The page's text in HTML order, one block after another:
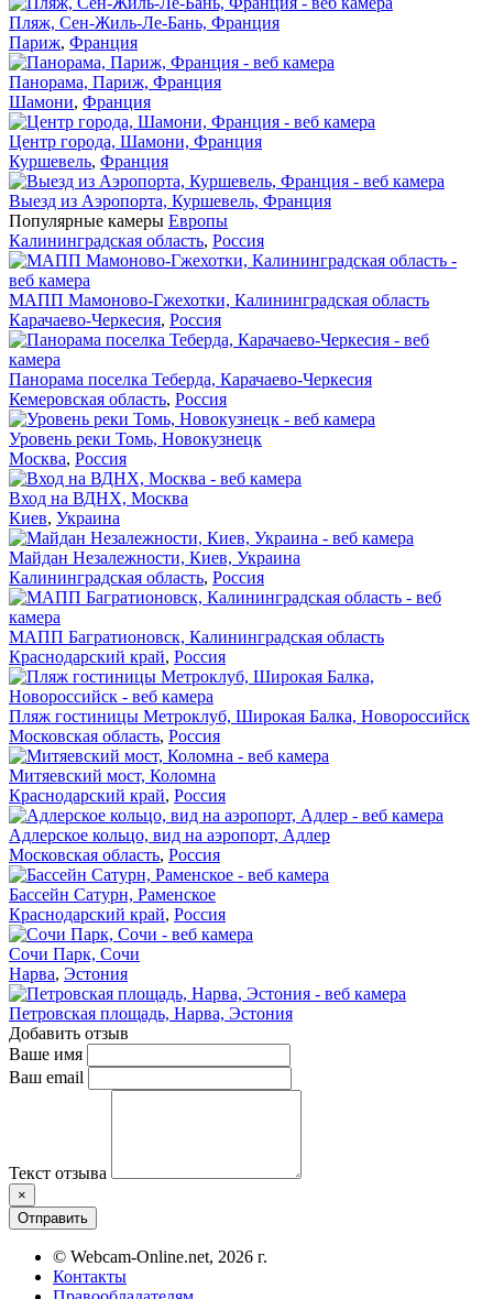
Пляж, Сен-Жиль-Ле-Бань, Франция
Париж, Франция
Панорама, Париж, Франция
Шамони, Франция
Центр города, Шамони, Франция
Куршевель, Франция
Выезд из Аэропорта, Куршевель, Франция
Популярные камеры Европы
Калининградская область, Россия
МАПП Мамоново-Гжехотки, Калининградская область
Карачаево-Черкесия, Россия
Панорама поселка Теберда, Карачаево-Черкесия
Кемеровская область, Россия
Уровень реки Томь, Новокузнецк
Москва, Россия
Вход на ВДНХ, Москва
Киев, Украина
Майдан Незалежности, Киев, Украина
Калининградская область, Россия
МАПП Багратионовск, Калининградская область
Краснодарский край, Россия
Пляж гостиницы Метроклуб, Широкая Балка, Новороссийск
Московская область, Россия
Митяевский мост, Коломна
Краснодарский край, Россия
Адлерское кольцо, вид на аэропорт, Адлер
Московская область, Россия
Бассейн Сатурн, Раменское
Краснодарский край, Россия
Сочи Парк, Сочи
Нарва, Эстония
Петровская площадь, Нарва, Эстония
Добавить отзыв
Ваше имя
Ваш email
Текст отзыва
×
Отправить
© Webcam-Online.net, 2026 г.
Контакты